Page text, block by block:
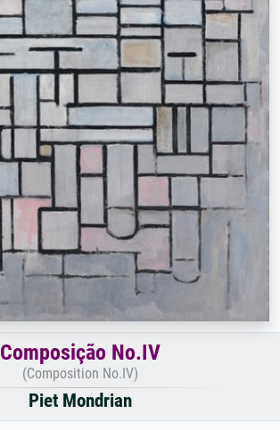
Composição No.IV
(Composition No.IV)
Piet Mondrian